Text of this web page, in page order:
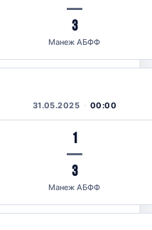
—
3
Манеж АБФФ
31.05.2025 00:00
1
—
3
Манеж АБФФ